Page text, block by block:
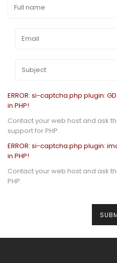
ERROR: si-captcha.php plugin:
in PHP!
Contact your web host and ask
support for PHP.
ERROR: si-captcha.php plugin:
in PHP!
Contact your web host and ask
PHP.